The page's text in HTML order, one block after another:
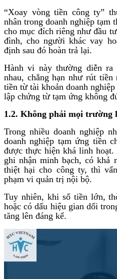
“Xoay vòng tiền công ty”
nhân trong doanh nghiệp tạm
cho mục đích riêng như đầu
đình, cho người khác vay
định sau đó hoàn trả lại.
Hành vi này thường diễn
nhau, chẳng hạn như rút
tiền từ tài khoản doanh
lập chứng từ tạm ứng không
1.2. Không phải mọi trường
Trong nhiều doanh nghiệp
doanh nghiệp tạm ứng tiền
được thực hiện khá linh
ghi nhận minh bạch, có khả
thiệt hại cho công ty, thì
phạm vi quản trị nội bộ.
Tuy nhiên, khi số tiền lớn,
hoặc có dấu hiệu gian dối
tăng lên đáng kể.